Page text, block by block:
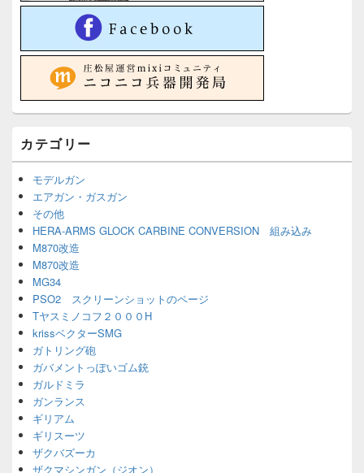
カテゴリー
モデルガン
エアガン・ガスガン
その他
HERA-ARMS GLOCK CARBINE CONVERSION 組み込み
M870改造
M870改造
MG34
PSO2 スクリーンショットのページ
Tヤスミノコフ２０００H
krissベクターSMG
ガトリング砲
ガバメントっぽいゴム銃
ガルドミラ
ガンランス
ギリアム
ギリスーツ
ザクバズーカ
ザクマシンガン（ジオン）